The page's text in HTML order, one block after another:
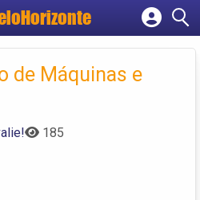
Cadastrar empresa
Criar conta
de Máquinas e
185